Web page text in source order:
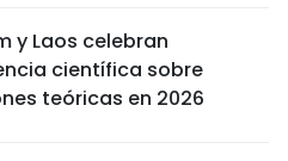
y Laos celebran
científica sobre
teóricas en 2026